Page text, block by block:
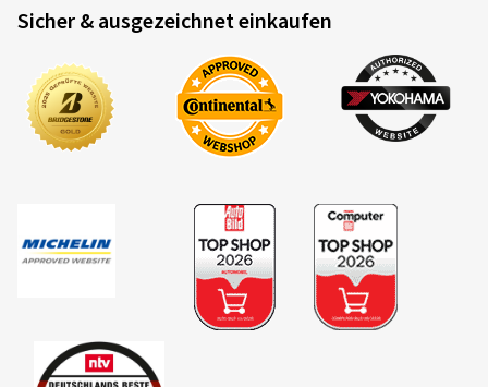
Sicher & ausgezeichnet einkaufen